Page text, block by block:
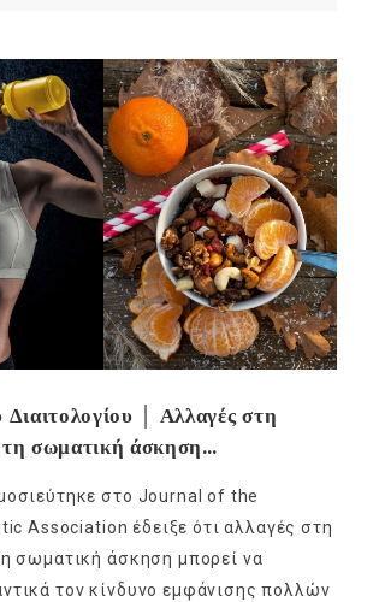
│ Αλλαγές στη
τη σωματική άσκηση…
στο Journal of the
Association έδειξε ότι αλλαγές στη
σωματική άσκηση μπορεί να
τον κίνδυνο εμφάνισης πολλών